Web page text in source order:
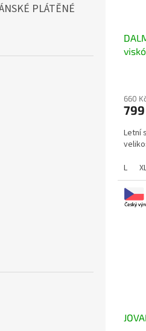
PLÁTĚNÉ
je 5 z 5 hvězdiček.
660
Letní
L